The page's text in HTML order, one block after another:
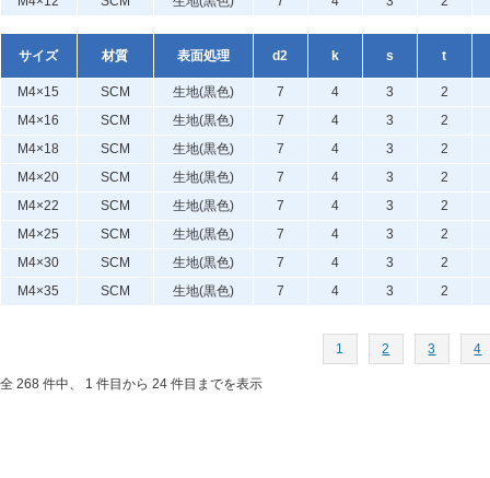
サイズ 材質 表面処理 d2 k s t
M4×15 SCM 生地(黒色) 7 4 3
2
M4×16
SCM 生地(黒色) 7 4 3
2
M4×18
SCM 生地(黒色) 7 4 3
2
M4×20
SCM 生地(黒色) 7 4 3
2
M4×22
SCM 生地(黒色) 7 4 3
2
M4×25
SCM 生地(黒色) 7 4 3
2
M4×30
SCM 生地(黒色) 7 4 3
2
M4×35
SCM 生地(黒色) 7 4 3 2
1 2 3 4
全 268 件中、 1 件目から 24 件目までを表示